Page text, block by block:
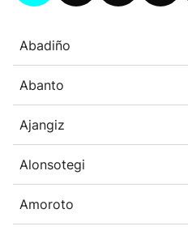
Abadiño
Abanto
Ajangiz
Alonsotegi
Amoroto